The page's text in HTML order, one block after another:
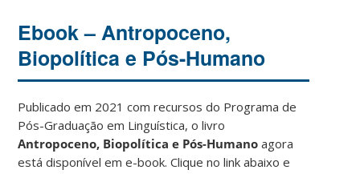
Ebook – Antropoceno,
Biopolítica e Pós-Humano
Publicado em 2021 com recursos do Programa de
Pós-Graduação em Linguística, o livro
Antropoceno, Biopolítica e Pós-Humano agora
está disponível em e-book. Clique no link abaixo e